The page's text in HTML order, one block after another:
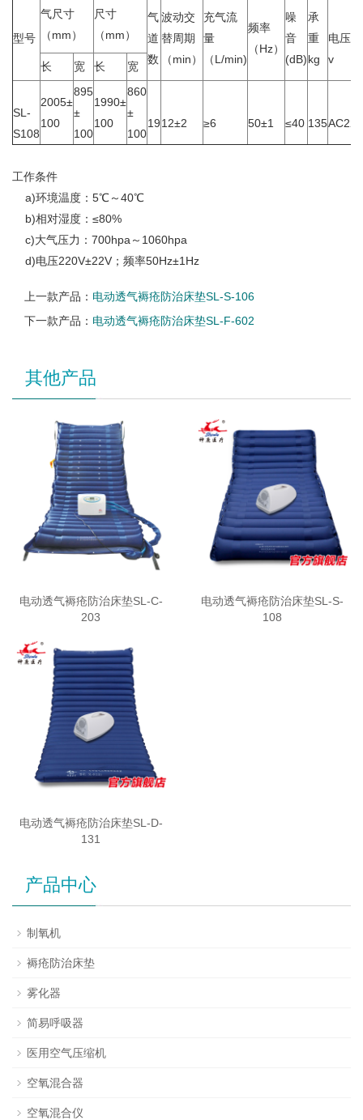
型号
气尺寸
（mm）
尺寸
（mm）
气
道
数
波动交
替周期
（min）
充气流
量
（L/min)
频率
（Hz）
噪
音
(dB)
承
重
kg
电压
v
长 宽 长 宽
SL-
S108
2005±
100
895
±
100
1990±
100
860
±
100
1912±2 ≥6 50±1 ≤40 135
工作条件
a)环境温度：5℃～40℃
b)相对湿度：≤80%
c)大气压力：700hpa～1060hpa
d)电压220V±22V；频率50Hz±1Hz
上一款产品： 电动透气褥疮防治床垫SL-S-106
下一款产品： 电动透气褥疮防治床垫SL-F-602
其他产品
电动透气褥疮防治床垫SL-C-
203
电动透气褥疮防治床垫SL-S-
108
电动透气褥疮防治床垫SL-D-
131
产品中心
制氧机
褥疮防治床垫
雾化器
简易呼吸器
医用空气压缩机
空氧混合器
空氧混合仪